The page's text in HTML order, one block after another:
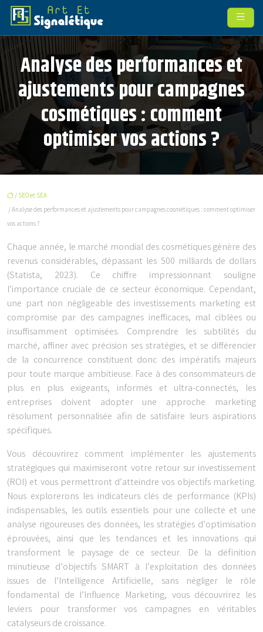
Analyse des performances et
ajustements pour campagnes
cosmétiques : comment
optimiser vos actions ?
/SEO et SEA
/ Analyse des performances et ajustements pour campagnes cosmétiques : comment optimiser
vos actions ?
Chaque année, le marché mondial des cosmétiques génère des
revenus considérables, dépassant les 500 milliards de dollars
(Statista, 2023). Ce chiffre impressionnant souligne
l’importance cruciale de ce secteur économique. Cependant,
une part non négligeable des investissements marketing est
compromise par des campagnes inefficaces, mal ciblées ou
insuffisamment optimisées. Comprendre les subtilités du
marché, affiner avec précision ses stratégies, et se différencier
de la concurrence constituent donc des impératifs majeurs
pour toute marque ambitieuse. Face à des consommateurs de
plus en plus exigeants, informés et ultra-connectés, les
entreprises doivent adopter une approche marketing
résolument personnalisée afin de satisfaire leurs aspirations
spécifiques.
Vous découvrirez comment implémenter les ajustements
stratégiques qui maximiseront votre retour sur investissement
(ROI) et vous permettront d’atteindre vos objectifs marketing.
Nous explorerons les indicateurs clés de performance (KPIs)
indispensables, les outils essentiels pour une collecte et une
analyse rigoureuses des données, les stratégies d’optimisation
éprouvées, ainsi que les tendances et les innovations qui
transforment le paysage de ce secteur. De la définition
minutieuse d’objectifs SMART à l’exploitation des données
issues de l’Intelligence Artificielle, sans négliger le rôle
fondamental de l’Influence Marketing, vous découvrirez les
leviers pour transformer vos campagnes en véritables
catalyseurs de croissance.